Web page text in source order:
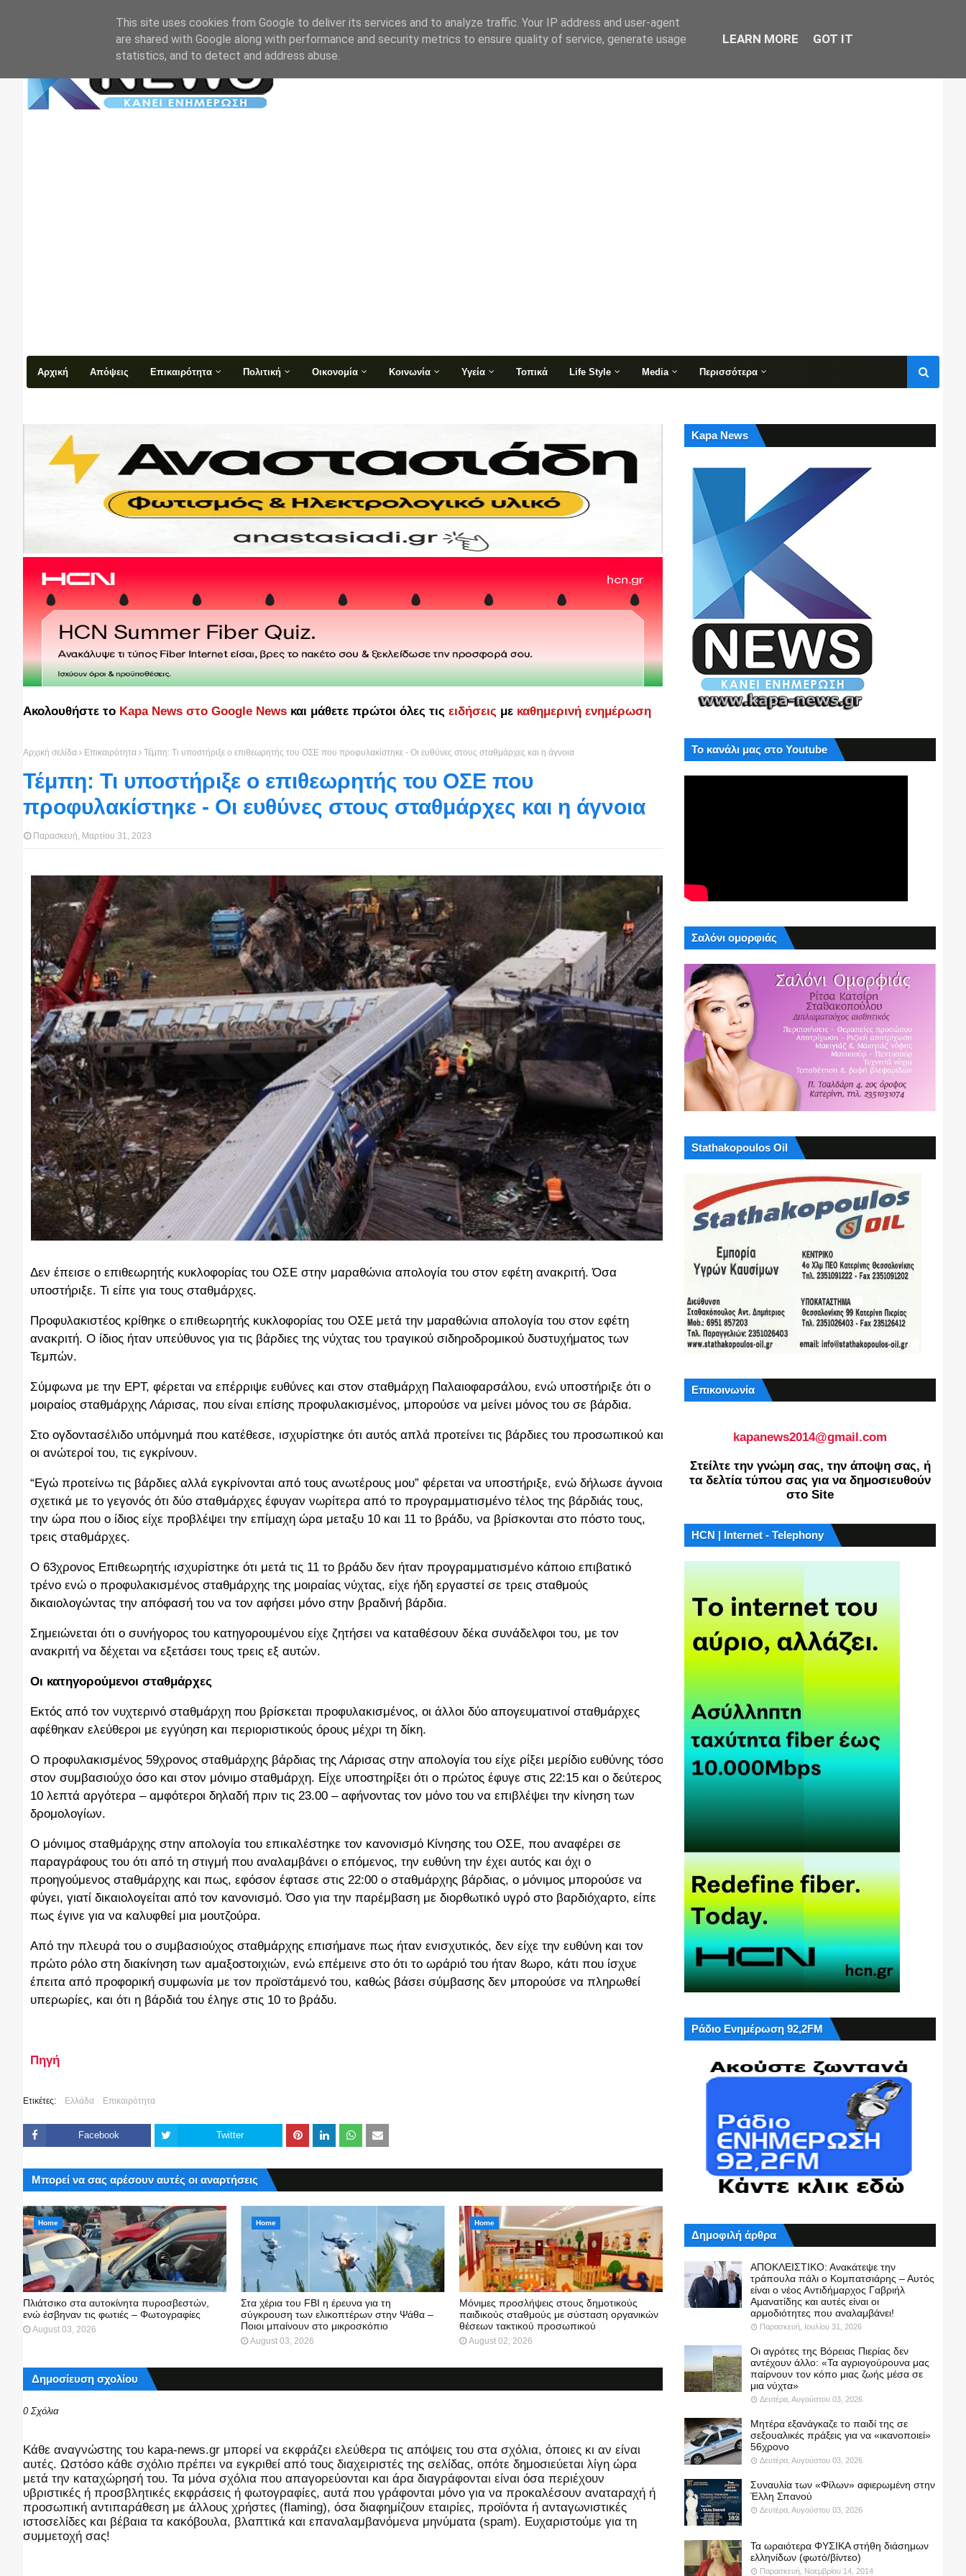
Αρχική Απόψεις Επικαιρότητα Πολιτική Οικονομία Κοινωνία Υγεία Τοπικά Life Style Media Περισσότερα
Ακολουθήστε το Kapa News στο Google News και μάθετε πρώτοι όλες τις ειδήσεις με καθημερινή ενημέρωση
Αρχική σελίδα Επικαιρότητα Τέμπη: Τι υποστήριξε ο επιθεωρητής του ΟΣΕ που προφυλακίστηκε - Οι ευθύνες στους σταθμάρχες και η άγνοια
Τέμπη: Τι υποστήριξε ο επιθεωρητής του ΟΣΕ που
προφυλακίστηκε - Οι ευθύνες στους σταθμάρχες και η άγνοια
Παρασκευή, Μαρτίου 31, 2023
Δεν έπεισε ο επιθεωρητής κυκλοφορίας του ΟΣΕ στην μαραθώνια απολογία του στον εφέτη ανακριτή. Όσα
υποστήριξε. Τι είπε για τους σταθμάρχες.
Προφυλακιστέος κρίθηκε ο επιθεωρητής κυκλοφορίας του ΟΣΕ μετά την μαραθώνια απολογία του στον εφέτη
ανακριτή. Ο ίδιος ήταν υπεύθυνος για τις βάρδιες της νύχτας του τραγικού σιδηροδρομικού δυστυχήματος των
Τεμπών.
Σύμφωνα με την ΕΡΤ, φέρεται να επέρριψε ευθύνες και στον σταθμάρχη Παλαιοφαρσάλου, ενώ υποστήριξε ότι ο
μοιραίος σταθμάρχης Λάρισας, που είναι επίσης προφυλακισμένος, μπορούσε να μείνει μόνος του σε βάρδια.
Στο ογδοντασέλιδο υπόμνημά που κατέθεσε, ισχυρίστηκε ότι αυτός απλά προτείνει τις βάρδιες του προσωπικού και
οι ανώτεροί του, τις εγκρίνουν.
“Εγώ προτείνω τις βάρδιες αλλά εγκρίνονται από τους ανωτέρους μου” φέρεται να υποστήριξε, ενώ δήλωσε άγνοια
σχετικά με το γεγονός ότι δύο σταθμάρχες έφυγαν νωρίτερα από το προγραμματισμένο τέλος της βάρδιάς τους,
την ώρα που ο ίδιος είχε προβλέψει την επίμαχη ώρα μεταξυ 10 και 11 το βράδυ, να βρίσκονται στο πόστο τους,
τρεις σταθμάρχες.
Ο 63χρονος Επιθεωρητής ισχυρίστηκε ότι μετά τις 11 το βράδυ δεν ήταν προγραμματισμένο κάποιο επιβατικό
τρένο ενώ ο προφυλακισμένος σταθμάρχης της μοιραίας νύχτας, είχε ήδη εργαστεί σε τρεις σταθμούς
δικαιολογώντας την απόφασή του να τον αφήσει μόνο στην βραδινή βάρδια.
Σημειώνεται ότι ο συνήγορος του κατηγορουμένου είχε ζητήσει να καταθέσουν δέκα συνάδελφοι του, με τον
ανακριτή να δέχεται να εξετάσει τους τρεις εξ αυτών.
Οι κατηγορούμενοι σταθμάρχες
Εκτός από τον νυχτερινό σταθμάρχη που βρίσκεται προφυλακισμένος, οι άλλοι δύο απογευματινοί σταθμάρχες
αφέθηκαν ελεύθεροι με εγγύηση και περιοριστικούς όρους μέχρι τη δίκη.
Ο προφυλακισμένος 59χρονος σταθμάρχης βάρδιας της Λάρισας στην απολογία του είχε ρίξει μερίδιο ευθύνης τόσο
στον συμβασιούχο όσο και στον μόνιμο σταθμάρχη. Είχε υποστηρίξει ότι ο πρώτος έφυγε στις 22:15 και ο δεύτερος
10 λεπτά αργότερα – αμφότεροι δηλαδή πριν τις 23.00 – αφήνοντας τον μόνο του να επιβλέψει την κίνηση των
δρομολογίων.
Ο μόνιμος σταθμάρχης στην απολογία του επικαλέστηκε τον κανονισμό Κίνησης του ΟΣΕ, που αναφέρει σε
παραγράφους του ότι από τη στιγμή που αναλαμβάνει ο επόμενος, την ευθύνη την έχει αυτός και όχι ο
προηγούμενος σταθμάρχης και πως, εφόσον έφτασε στις 22:00 ο σταθμάρχης βάρδιας, ο μόνιμος μπορούσε να
φύγει, γιατί δικαιολογείται από τον κανονισμό. Όσο για την παρέμβαση με διορθωτικό υγρό στο βαρδιόχαρτο, είπε
πως έγινε για να καλυφθεί μια μουτζούρα.
Από την πλευρά του ο συμβασιούχος σταθμάρχης επισήμανε πως ήταν ενισχυτικός, δεν είχε την ευθύνη και τον
πρώτο ρόλο στη διακίνηση των αμαξοστοιχιών, ενώ επέμεινε στο ότι το ωράριό του ήταν 8ωρο, κάτι που ίσχυε
έπειτα από προφορική συμφωνία με τον προϊστάμενό του, καθώς βάσει σύμβασης δεν μπορούσε να πληρωθεί
υπερωρίες, και ότι η βάρδιά του έληγε στις 10 το βράδυ.
Πηγή
Ετικέτες: Ελλάδα Επικαιρότητα
Facebook Twitter
Μπορεί να σας αρέσουν αυτές οι αναρτήσεις
Home
Πλιάτσικο στα αυτοκίνητα πυροσβεστών,
ενώ έσβηναν τις φωτιές – Φωτογραφίες
August 03, 2026
Home
Στα χέρια του FBI η έρευνα για τη
σύγκρουση των ελικοπτέρων στην Ψάθα –
Ποιοι μπαίνουν στο μικροσκόπιο
August 03, 2026
Home
Μόνιμες προσλήψεις στους δημοτικούς
παιδικούς σταθμούς με σύσταση οργανικών
θέσεων τακτικού προσωπικού
August 02, 2026
Δημοσίευση σχολίου
0 Σχόλια
Kάθε αναγνώστης του kapa-news.gr μπορεί να εκφράζει ελεύθερα τις απόψεις του στα σχόλια, όποιες κι αν είναι
αυτές. Ωστόσο κάθε σχόλιο πρέπει να εγκριθεί από τους διαχειριστές της σελίδας, οπότε δημοσιεύεται λίγη ώρα
μετά την καταχώρησή του. Τα μόνα σχόλια που απαγορεύονται και άρα διαγράφονται είναι όσα περιέχουν
υβριστικές ή προσβλητικές εκφράσεις ή φωτογραφίες, αυτά που γράφονται μόνο για να προκαλέσουν αναταραχή ή
προσωπική αντιπαράθεση με άλλους χρήστες (flaming), όσα διαφημίζουν εταιρίες, προϊόντα ή ανταγωνιστικές
ιστοσελίδες και βέβαια τα κακόβουλα, βλαπτικά και επαναλαμβανόμενα μηνύματα (spam). Ευχαριστούμε για τη
συμμετοχή σας!
Kapa News
Το κανάλι μας στο Youtube
Σαλόνι ομορφιάς
Stathakopoulos Oil
Επικοινωνία
kapanews2014@gmail.com
Στείλτε την γνώμη σας, την άποψη σας, ή
τα δελτία τύπου σας για να δημοσιευθούν
στο Site
HCN | Internet - Telephony
Ράδιο Ενημέρωση 92,2FM
Δημοφιλή άρθρα
ΑΠΟΚΛΕΙΣΤΙΚΟ: Ανακάτεψε την
τράπουλα πάλι ο Κομπατσιάρης – Αυτός
είναι ο νέος Αντιδήμαρχος Γαβριήλ
Αμανατίδης και αυτές είναι οι
αρμοδιότητες που αναλαμβάνει!
Παρασκευή, Ιουλίου 31, 2026
Οι αγρότες της Βόρειας Πιερίας δεν
αντέχουν άλλο: «Τα αγριογούρουνα μας
παίρνουν τον κόπο μιας ζωής μέσα σε
μια νύχτα»
Δευτέρα, Αυγούστου 03, 2026
Μητέρα εξανάγκαζε το παιδί της σε
σεξουαλικές πράξεις για να «ικανοποιεί»
56χρονο
Δευτέρα, Αυγούστου 03, 2026
Συναυλία των «Φίλων» αφιερωμένη στην
Έλλη Σπανού
Δευτέρα, Αυγούστου 03, 2026
Τα ωραιότερα ΦΥΣΙΚΑ στήθη διάσημων
ελληνίδων (φωτό/βίντεο)
Παρασκευή, Νοεμβρίου 14, 2014
This site uses cookies from Google to deliver its services and to analyze traffic. Your IP address and user-agent
are shared with Google along with performance and security metrics to ensure quality of service, generate usage
statistics, and to detect and address abuse.
LEARN MORE GOT IT